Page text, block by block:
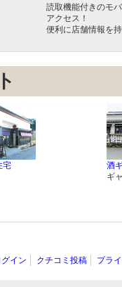
読取機能付きのモ
アクセス！
便利に店舗情報を
宅
酒
ギ
グイン クチコミ投稿 プラ